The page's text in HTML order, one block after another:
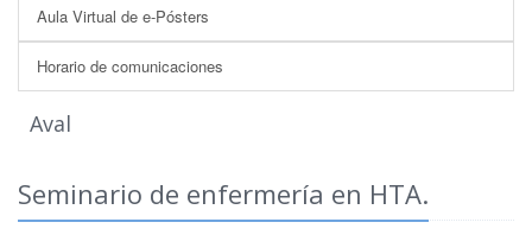
Aula Virtual de e-Pósters
Horario de comunicaciones
Aval
Seminario de enfermería en HTA.